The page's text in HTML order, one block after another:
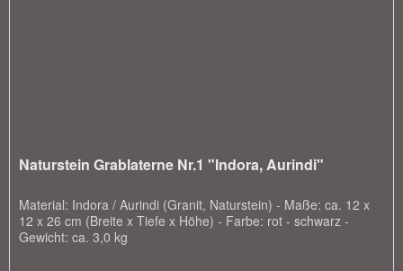
Naturstein Grablaterne Nr.1 "Indora, Aurindi"
Material: Indora / Aurindi (Granit, Naturstein) - Maße: ca. 12 x
12 x 26 cm (Breite x Tiefe x Höhe) - Farbe: rot - schwarz -
Gewicht: ca. 3,0 kg